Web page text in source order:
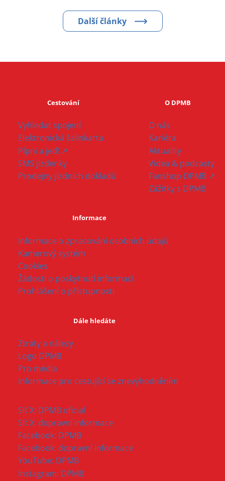
Další články
Cestování
Vyhledat spojení
Elektronická šalinkarta
Pípni a jeď! ↗
SMS jízdenky
Prodejny jízdních dokladů
O DPMB
O nás
Kariéra
Aktuality
Videa & podcasty
Fanshop DPMB ↗
Zážitky s DPMB
Informace
Informace o zpracování osobních údajů
Kamerový systém
Cookies
Žádosti o poskytnutí informací
Prohlášení o přístupnosti
Dále hledáte
Ztráty a nálezy
Logo DPMB
Pro média
Informace pro cestující se znevýhodněním
Síť X: DPMB oficial
Síť X: dopravní informace
Facebook: DPMB
Facebook: dopravní informace
YouTube: DPMB
Instagram: DPMB